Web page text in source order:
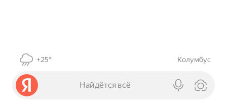
+25° Колумбус
Найдётся всё